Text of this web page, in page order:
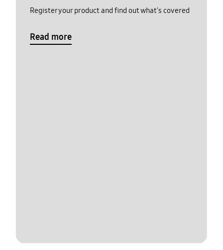
Register your product and find out what's covered
Read more